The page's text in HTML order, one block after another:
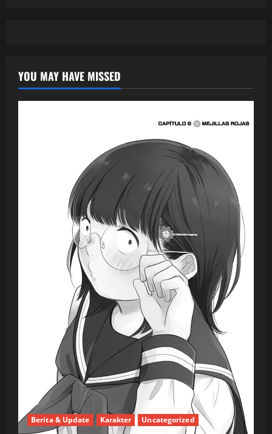
YOU MAY HAVE MISSED
Berita & Update Karakter Uncategorized